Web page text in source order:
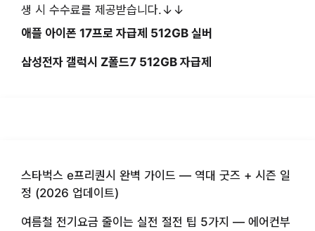
생 시 수수료를 제공받습니다.↓↓
애플 아이폰 17프로 자급제 512GB 실버
삼성전자 갤럭시 Z폴드7 512GB 자급제
스타벅스 e프리퀀시 완벽 가이드 — 역대 굿즈 + 시즌 일
정 (2026 업데이트)
여름철 전기요금 줄이는 실전 절전 팁 5가지 — 에어컨부